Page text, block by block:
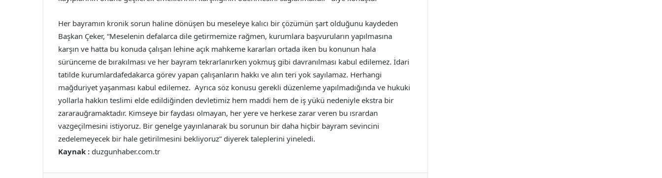
Her bayramın kronik sorun haline dönüşen bu meseleye kalıcı bir çözümün şart olduğunu kaydeden
Başkan Çeker, “Meselenin defalarca dile getirmemize rağmen, kurumlara başvuruların yapılmasına
karşın ve hatta bu konuda çalışan lehine açık mahkeme kararları ortada iken bu konunun hala
sürünceme de bırakılması ve her bayram tekrarlanırken yokmuş gibi davranılması kabul edilemez. İdari
tatilde kurumlardafedakarca görev yapan çalışanların hakkı ve alın teri yok sayılamaz. Herhangi
mağduriyet yaşanması kabul edilemez. Ayrıca söz konusu gerekli düzenleme yapılmadığında ve hukuki
yollarla hakkın teslimi elde edildiğinden devletimiz hem maddi hem de iş yükü nedeniyle ekstra bir
zararauğramaktadır. Kimseye bir faydası olmayan, her yere ve herkese zarar veren bu ısrardan
vazgeçilmesini istiyoruz. Bir genelge yayınlanarak bu sorunun bir daha hiçbir bayram sevincini
zedelemeyecek bir hale getirilmesini bekliyoruz” diyerek taleplerini yineledi.
Kaynak : duzgunhaber.com.tr